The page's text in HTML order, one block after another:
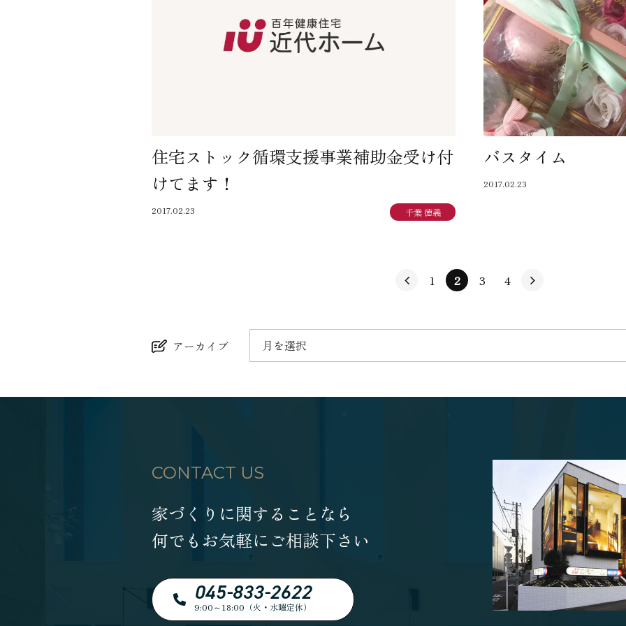
住宅ストック循環支援事業補助金受け付
けてます！
2017.02.23 千葉 徳義
バスタイム
2017.02.23
1 2 3 4
アーカイブ 月を選択
CONTACT US
家づくりに関することなら
何でもお気軽にご相談下さい
045-833-2622
9:00～18:00（火・水曜定休）